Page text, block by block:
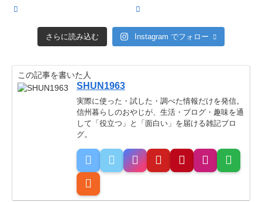
さらに読み込む Instagram でフォロー
この記事を書いた人
SHUN1963
実際に使った・試した・調べた情報だけを発信。
信州暮らしのおやじが、生活・ブログ・趣味を通
して「役立つ」と「面白い」を届ける雑記ブロ
グ。